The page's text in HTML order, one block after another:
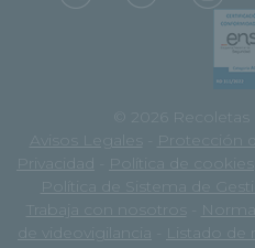
© 2026 Recoletas
Avisos Legales
Protección
Privacidad
Política de cookies
Política de Sistema de
Trabaja con nosotros
de videovigilancia
Listado de